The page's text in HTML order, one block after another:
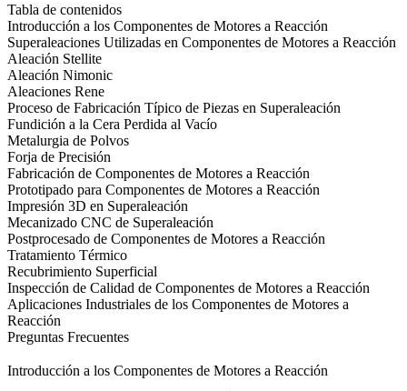
Tabla de contenidos
Introducción a los Componentes de Motores a Reacción
Superaleaciones Utilizadas en Componentes de Motores a Reacción
Aleación Stellite
Aleación Nimonic
Aleaciones Rene
Proceso de Fabricación Típico de Piezas en Superaleación
Fundición a la Cera Perdida al Vacío
Metalurgia de Polvos
Forja de Precisión
Fabricación de Componentes de Motores a Reacción
Prototipado para Componentes de Motores a Reacción
Impresión 3D en Superaleación
Mecanizado CNC de Superaleación
Postprocesado de Componentes de Motores a Reacción
Tratamiento Térmico
Recubrimiento Superficial
Inspección de Calidad de Componentes de Motores a Reacción
Aplicaciones Industriales de los Componentes de Motores a
Reacción
Preguntas Frecuentes
Introducción a los Componentes de Motores a Reacción